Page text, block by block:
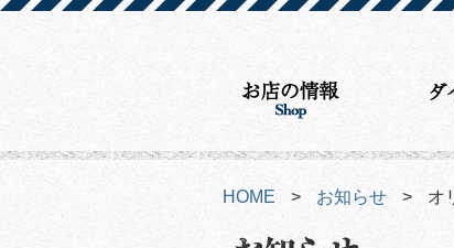
HOME > お知らせ > オ